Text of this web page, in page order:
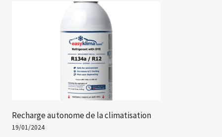
Recharge autonome de la climatisation
19/01/2024